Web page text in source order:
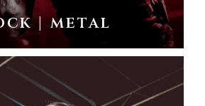
| metal